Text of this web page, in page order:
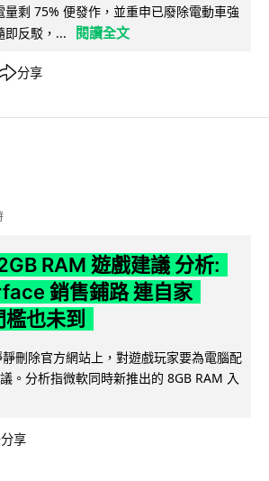
剩 75% 便發作，並重申已廢除電動車強
即反駁，...
閱讀全文
分享
RAM 遊戲建議 分析:
銷售鋪路 連自家
也未到
刪除官方網站上，對遊戲玩家要為電腦配
。分析指微軟同時新推出的 8GB RAM 入
分享